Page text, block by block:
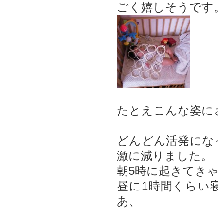
ごく嬉しそうです
たとえこんな姿
どんどん活発に
激に減りました。
朝5時に起きてき
昼に1時間くらい
あ、